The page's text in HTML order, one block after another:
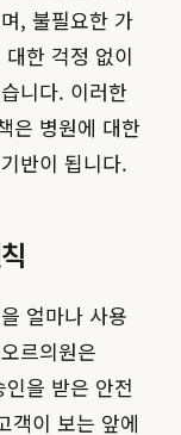
, 불필요한 가
한 걱정 없이
니다. 이러한
은 병원에 대한
반이 됩니다.
얼마나 사용
르의원은
을 받은 안전
객이 보는 앞에